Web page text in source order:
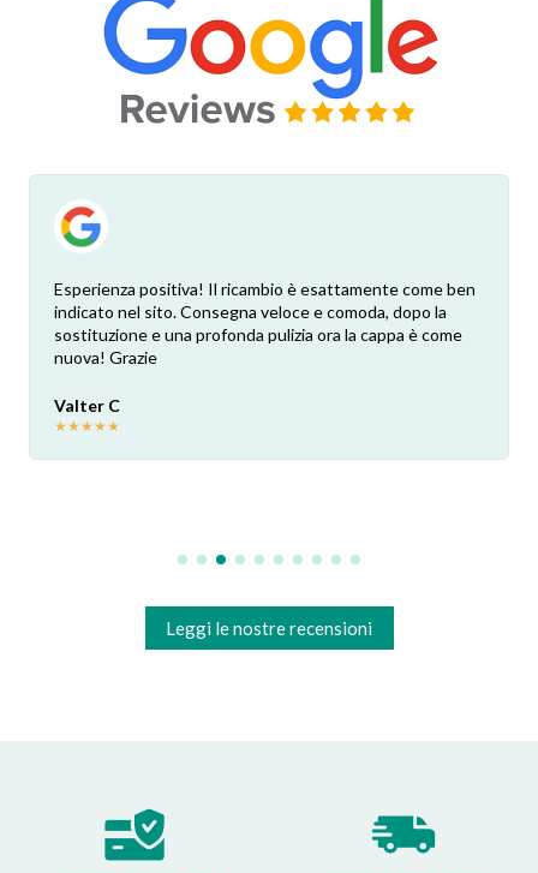
Il ricambio è esattamente come ben
Consegna veloce e comoda, dopo la
profonda pulizia ora la cappa è come
Ho riscontrato
rapidità nella
perfetto.
Leggi le nostre recensioni